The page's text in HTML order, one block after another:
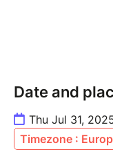
Lieu : Restaurant
Frais de
paie son dîner,
La soirée se
Date and
Thu Jul 31,
Timezone :